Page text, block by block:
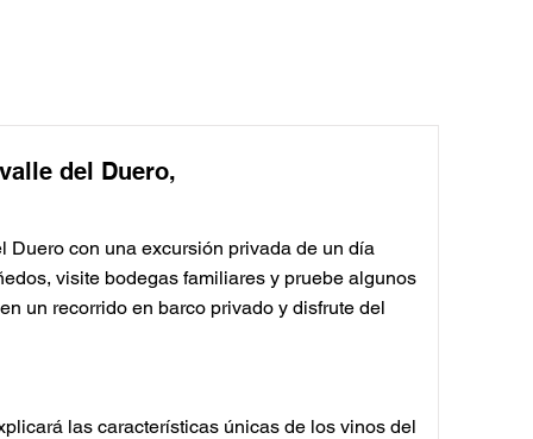
del Duero,
con una excursión privada de un día
visite bodegas familiares y pruebe algunos
un recorrido en barco privado y disfrute del
las características únicas de los vinos del